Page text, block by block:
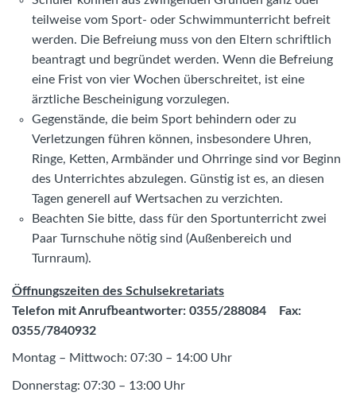
teilweise vom Sport- oder Schwimmunterricht befreit
werden. Die Befreiung muss von den Eltern schriftlich
beantragt und begründet werden. Wenn die Befreiung
eine Frist von vier Wochen überschreitet, ist eine
ärztliche Bescheinigung vorzulegen.
Gegenstände, die beim Sport behindern oder zu
Verletzungen führen können, insbesondere Uhren,
Ringe, Ketten, Armbänder und Ohrringe sind vor Beginn
des Unterrichtes abzulegen. Günstig ist es, an diesen
Tagen generell auf Wertsachen zu verzichten.
Beachten Sie bitte, dass für den Sportunterricht zwei
Paar Turnschuhe nötig sind (Außenbereich und
Turnraum).
Öffnungszeiten des Schulsekretariats
Telefon mit Anrufbeantworter: 0355/288084 Fax:
0355/7840932
Montag – Mittwoch: 07:30 – 14:00 Uhr
Donnerstag: 07:30 – 13:00 Uhr